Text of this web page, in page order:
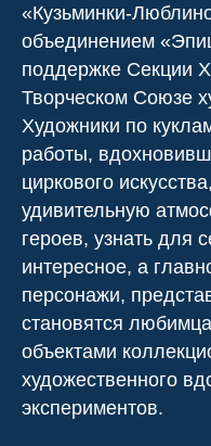
«Кузьминки-
объединением
поддержке Секции
Творческом Союзе
Художники по
работы,
циркового
удивительную
героев, узнать для
интересное, а
персонажи,
становятся
объектами
художественного
экспериментов.